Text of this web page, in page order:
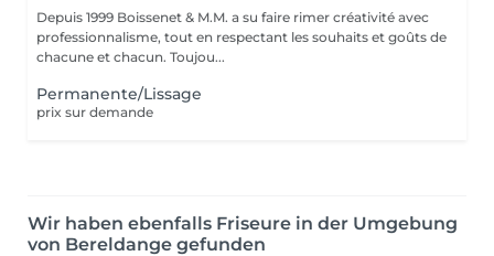
Depuis 1999 Boissenet & M.M. a su faire rimer créativité avec
professionnalisme, tout en respectant les souhaits et goûts de
chacune et chacun. Toujou...
Permanente/Lissage
prix sur demande
Wir haben ebenfalls Friseure in der Umgebung
von Bereldange gefunden